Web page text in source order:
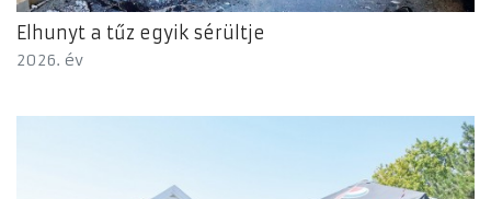
Elhunyt a tűz egyik sérültje
2026. év